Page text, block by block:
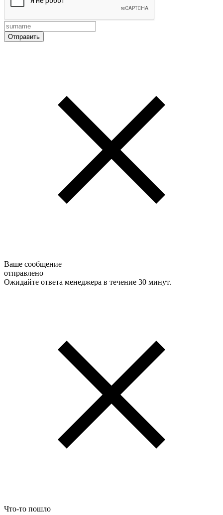
Ваше сообщение
отправлено
Ожидайте ответа менеджера в течение 30 минут.
Что-то пошло